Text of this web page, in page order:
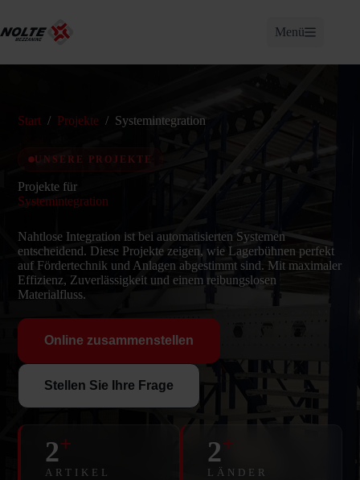
springen
Menü
Start / Projekte / Systemintegration
UNSERE PROJEKTE
Projekte für
Systemintegration
Nahtlose Integration ist bei automatisierten Systemen
entscheidend. Diese Projekte zeigen, wie Lagerbühnen perfekt
auf Fördertechnik und Anlagen abgestimmt sind. Mit maximaler
Effizienz, Zuverlässigkeit und einem reibungslosen
Materialfluss.
Online zusammenstellen
Stellen Sie Ihre Frage
2+
ARTIKEL
2+
LÄNDER